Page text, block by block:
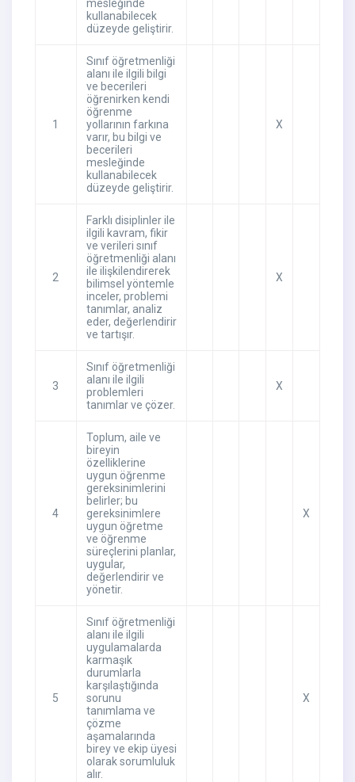
mesleğinde
kullanabilecek
düzeyde geliştirir.
1
Sınıf öğretmenliği
alanı ile ilgili bilgi
ve becerileri
öğrenirken kendi
öğrenme
yollarının farkına
varır, bu bilgi ve
becerileri
mesleğinde
kullanabilecek
düzeyde geliştirir.
X
2
Farklı disiplinler ile
ilgili kavram, fikir
ve verileri sınıf
öğretmenliği alanı
ile ilişkilendirerek
bilimsel yöntemle
inceler, problemi
tanımlar, analiz
eder, değerlendirir
ve tartışır.
X
3
Sınıf öğretmenliği
alanı ile ilgili
problemleri
tanımlar ve çözer.
X
4
Toplum, aile ve
bireyin
özelliklerine
uygun öğrenme
gereksinimlerini
belirler; bu
gereksinimlere
uygun öğretme
ve öğrenme
süreçlerini planlar,
uygular,
değerlendirir ve
yönetir.
X
5
Sınıf öğretmenliği
alanı ile ilgili
uygulamalarda
karmaşık
durumlarla
karşılaştığında
sorunu
tanımlama ve
çözme
aşamalarında
birey ve ekip üyesi
olarak sorumluluk
alır.
X